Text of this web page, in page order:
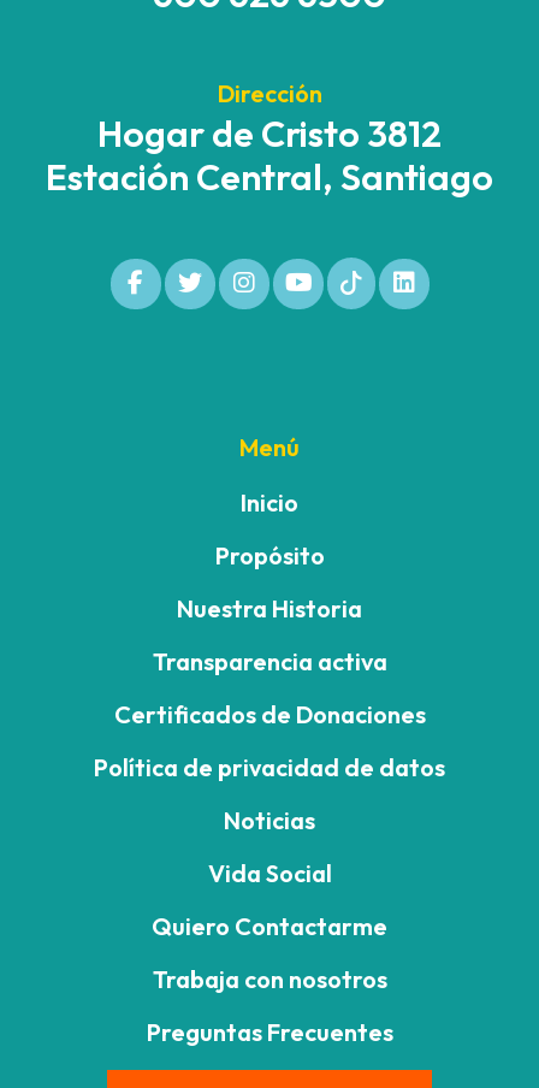
Dirección
Hogar de Cristo 3812
Estación Central, Santiago
Menú
Inicio
Propósito
Nuestra Historia
Transparencia activa
Certificados de Donaciones
Política de privacidad de datos
Noticias
Vida Social
Quiero Contactarme
Trabaja con nosotros
Preguntas Frecuentes